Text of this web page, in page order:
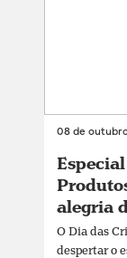
08 de
alegria
O Dia das
despertar o